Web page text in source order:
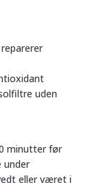
uden
minutter før
under
eller været i